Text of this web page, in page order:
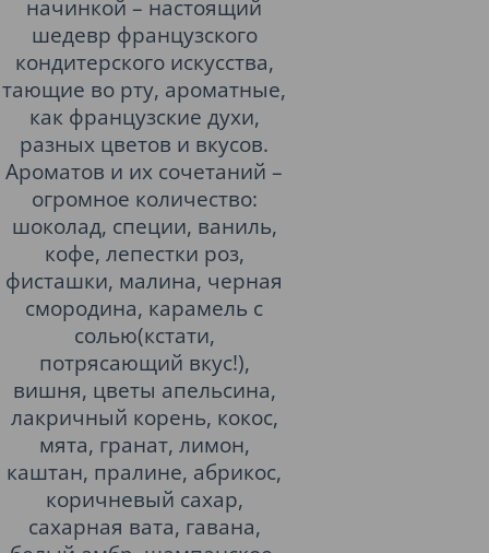
начинкой – настоящий
шедевр французского
кондитерского искусства,
тающие во рту, ароматные,
как французские духи,
разных цветов и вкусов.
Ароматов и их сочетаний –
огромное количество:
шоколад, специи, ваниль,
кофе, лепестки роз,
фисташки, малина, черная
смородина, карамель с
солью(кстати,
потрясающий вкус!),
вишня, цветы апельсина,
лакричный корень, кокос,
мята, гранат, лимон,
каштан, пралине, абрикос,
коричневый сахар,
сахарная вата, гавана,